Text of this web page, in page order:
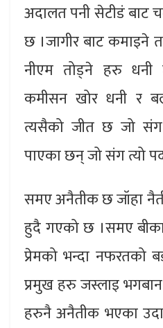
अदालत पनी सेटीडं बाट
छ ।जागीर बाट कमाइने
नीएम तोड्ने हरु धनी
कमीसन खोर धनी र
त्यसैको जीत छ जो
पाएका छन् जो संग त्यो
समए अनैतीक छ जॉहा
हुदै गएको छ ।समए
प्रेमको भन्दा
प्रमुख हरु जस्लाइ भगबान
हरुनै अनैतीक भएका